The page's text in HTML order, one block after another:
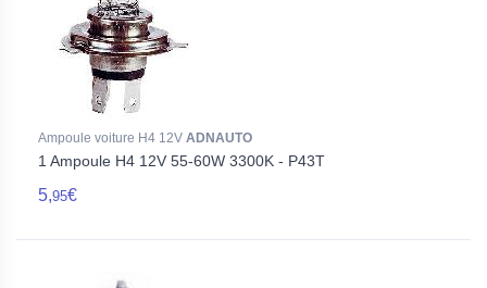
Ampoule voiture H4 12V ADNAUTO
1 Ampoule H4 12V 55-60W 3300K - P43T
5,95€